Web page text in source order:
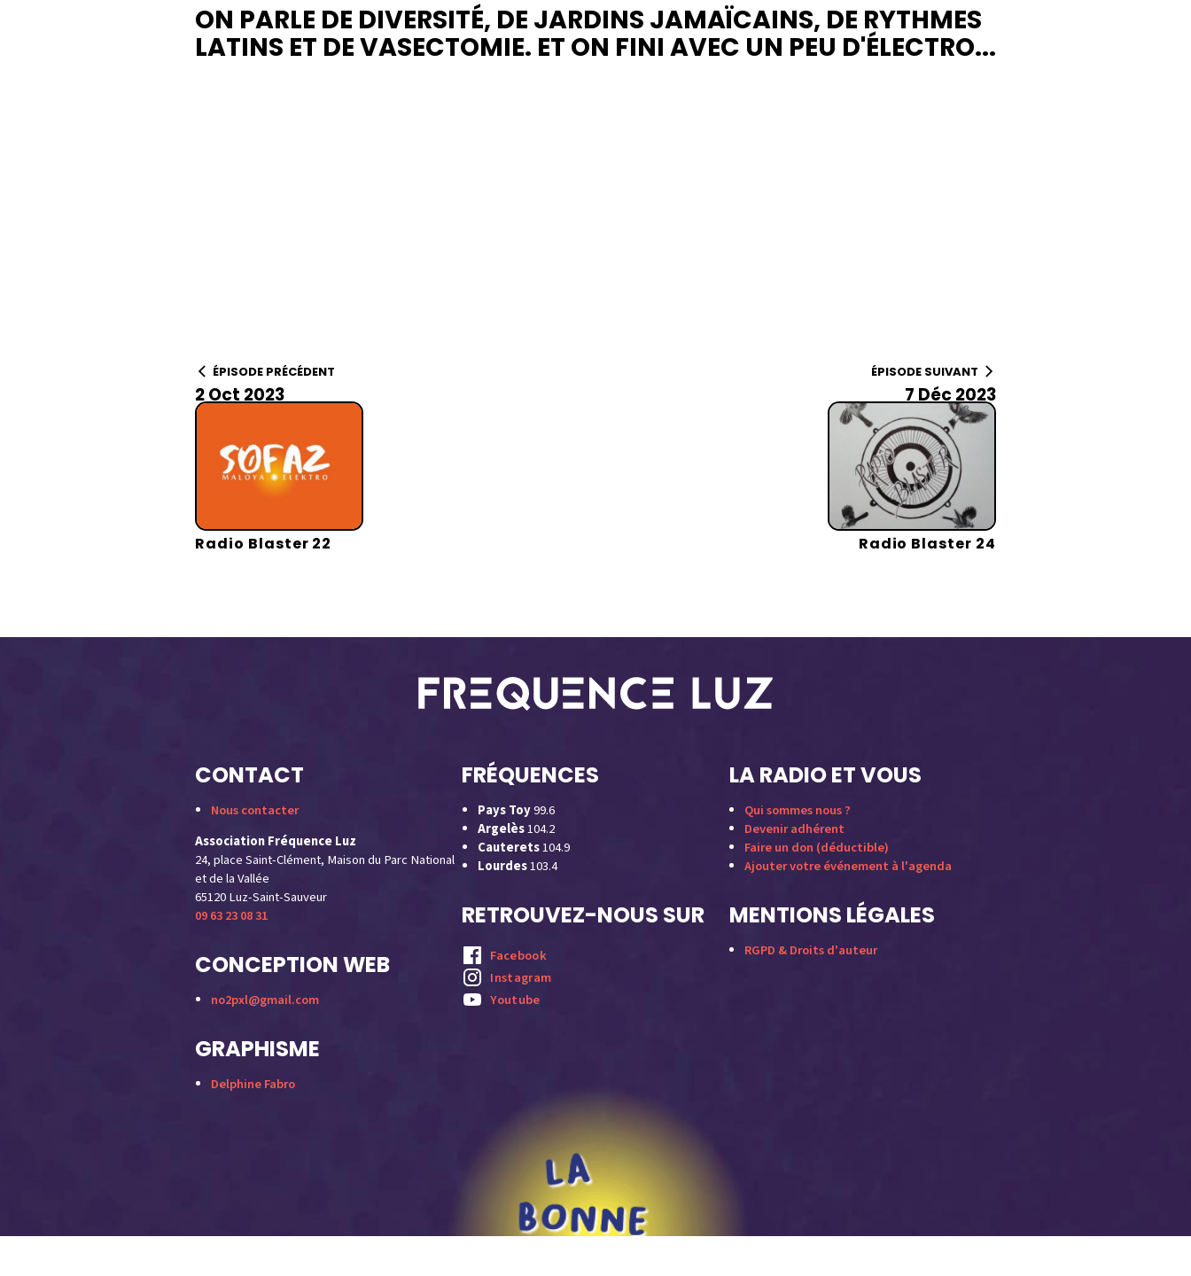
ON PARLE DE DIVERSITÉ, DE JARDINS JAMAÏCAINS, DE RYTHMES
LATINS ET DE VASECTOMIE. ET ON FINI AVEC UN PEU D'ÉLECTRO...
ÉPISODE PRÉCÉDENT
2 Oct 2023
Radio Blaster 22
ÉPISODE SUIVANT
7 Déc 2023
Radio Blaster 24
CONTACT
Nous contacter
Association Fréquence Luz
24, place Saint-Clément, Maison du Parc National
et de la Vallée
65120 Luz-Saint-Sauveur
09 63 23 08 31
CONCEPTION WEB
no2pxl@gmail.com
GRAPHISME
Delphine Fabro
FRÉQUENCES
Pays Toy99.6
Argelès104.2
Cauterets104.9
Lourdes103.4
RETROUVEZ-NOUS SUR
Facebook
Instagram
Youtube
LA RADIO ET VOUS
Qui sommes nous ?
Devenir adhérent
Faire un don (déductible)
Ajouter votre événement à l'agenda
MENTIONS LÉGALES
RGPD & Droits d'auteur